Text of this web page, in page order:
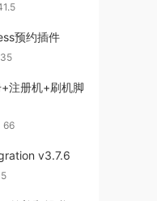
预约插件
35
注册机+刷机脚
66
v3.7.6